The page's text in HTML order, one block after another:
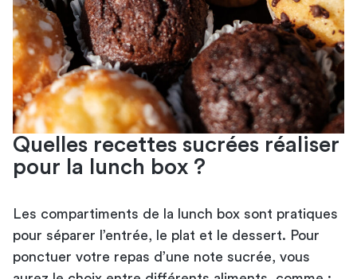
Quelles recettes sucrées réaliser
pour la lunch box ?
Les compartiments de la lunch box sont pratiques
pour séparer l’entrée, le plat et le dessert. Pour
ponctuer votre repas d’une note sucrée, vous